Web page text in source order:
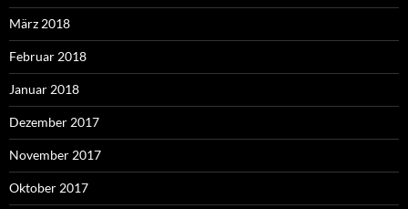
März 2018
Februar 2018
Januar 2018
Dezember 2017
November 2017
Oktober 2017